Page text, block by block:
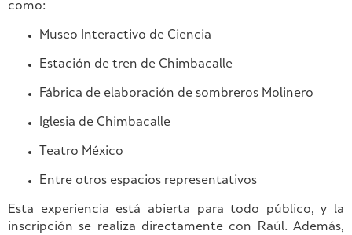
como:
Museo Interactivo de Ciencia
Estación de tren de Chimbacalle
Fábrica de elaboración de sombreros Molinero
Iglesia de Chimbacalle
Teatro México
Entre otros espacios representativos
Esta experiencia está abierta paratodo público,y la
inscripción se realiza directamente con Raúl.Además,